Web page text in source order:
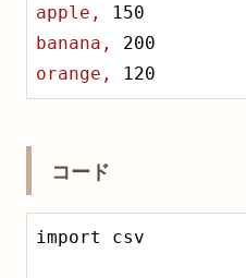
apple,
150
banana,
200
orange,
120
コード
import csv